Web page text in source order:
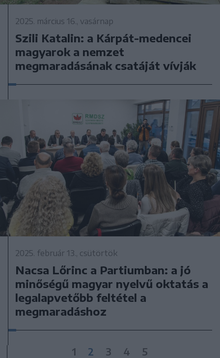
2025. március 16., vasárnap
Szili Katalin: a Kárpát-medencei
magyarok a nemzet
megmaradásának csatáját vívják
2025. február 13., csütörtök
Nacsa Lőrinc a Partiumban: a jó
minőségű magyar nyelvű oktatás a
legalapvetőbb feltétel a
megmaradáshoz
1 2 3 4 5